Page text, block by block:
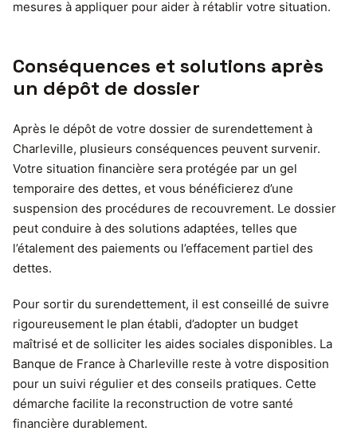
mesures à appliquer pour aider à rétablir votre situation.
Conséquences et solutions après
un dépôt de dossier
Après le dépôt de votre dossier de surendettement à
Charleville, plusieurs conséquences peuvent survenir.
Votre situation financière sera protégée par un gel
temporaire des dettes, et vous bénéficierez d’une
suspension des procédures de recouvrement. Le dossier
peut conduire à des solutions adaptées, telles que
l’étalement des paiements ou l’effacement partiel des
dettes.
Pour sortir du surendettement, il est conseillé de suivre
rigoureusement le plan établi, d’adopter un budget
maîtrisé et de solliciter les aides sociales disponibles. La
Banque de France à Charleville reste à votre disposition
pour un suivi régulier et des conseils pratiques. Cette
démarche facilite la reconstruction de votre santé
financière durablement.